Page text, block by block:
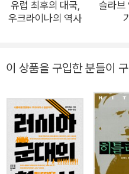
락에서 이해하기 위해 이 책을 썼다. 우크라이나에서 태
히 플로히는 체르노빌 원전 폭
난과 혼란을 직접 목격한 증인
고 자료를 이용해 치밀하게
전 사고를 생생하게 재현하는
허술한 관리 체계와 과학기술
보여준다. 또한 소련 해체 역
우크라이나의 독립, 소련 붕
유럽 최후의 대국,
우크라이나의 역사
슬라브
이 상품을 구입한 분들이